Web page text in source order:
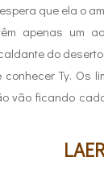
que ela o
apenas um
do
Ty. Os
vão ficando